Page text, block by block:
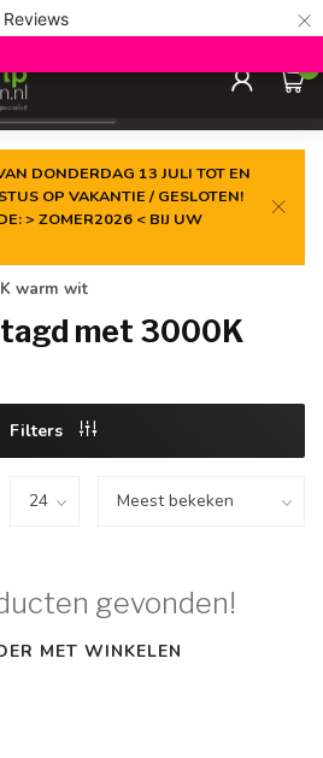
Reviews ×
prijs
0
DONDERDAG 13 JULI TOT EN
OP VAKANTIE / GESLOTEN!
> ZOMER2026 < BIJ UW
warm wit
met 3000K
Filters
gevonden!
MET WINKELEN